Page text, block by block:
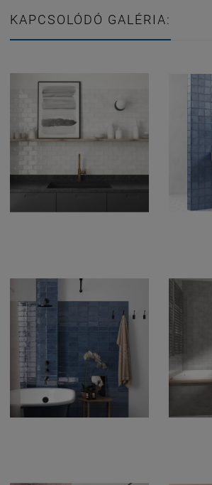
KAPCSOLÓDÓ GALÉRIA: